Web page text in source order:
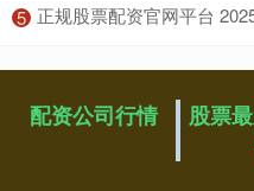
5 正规股票配资官网平台 2025年
配资公司行情
股票